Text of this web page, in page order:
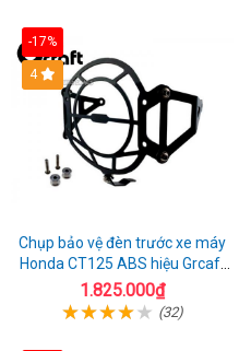
-17%
4
Chụp bảo vệ đèn trước xe máy
Honda CT125 ABS hiệu Grcaft
chính hãng
1.825.000₫
(32)